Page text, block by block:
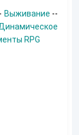
Выживание --
RPG